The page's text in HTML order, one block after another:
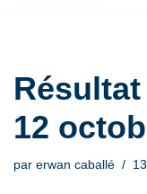
12
par erwan caballé